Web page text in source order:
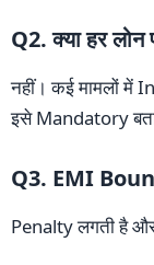
Q2. क्या हर
नहीं। कई मामलों में
इसे Mandatory
Q3. EMI
Penalty लगती है